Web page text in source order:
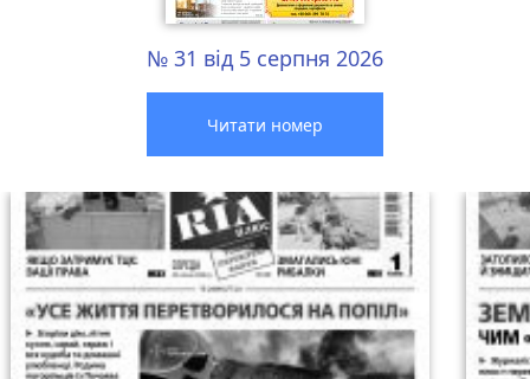
№ 31 від 5 серпня 2026
Читати номер